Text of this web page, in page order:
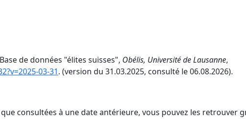
de données "élites suisses", Obélis, Université de Lausanne,
03-31. (version du 31.03.2025, consulté le 06.08.2026).
consultées à une date antérieure, vous pouvez les retrouver